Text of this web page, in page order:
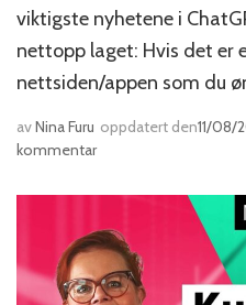
viktigste nyhetene i
nettopp laget: Hvis det er
nettsiden/appen som du
avNina Furu oppdatert den11/08/
kommentartil
er
5